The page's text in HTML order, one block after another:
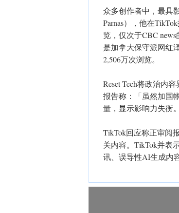
众多创作者中，最具
Parnas），他在
览，仅次于CBC
是加拿大保守派网红
2,506万次浏览。
Reset Tech将政治内
报告称：「虽然加国
量，显示影响力失衡。
TikTok回应称正审阅
关内容。TikTok并表
讯、误导性AI生成内